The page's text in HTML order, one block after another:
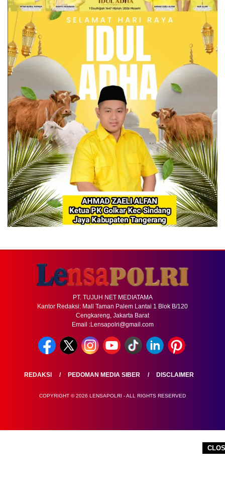
PT. TUJUH NET MEDIATAMA
Kantor Redaksi: Mall Taman Palem Lantai 1 Blok B/120
Cengkareng, Jakarta Barat
Email :Lensapolri@gmail.com
REDAKSI PEDOMAN MEDIA SIBER DISCLAIMER
COPYRIGHT © 2026 LENSAPOLRI - ALL RIGHTS RESERVED